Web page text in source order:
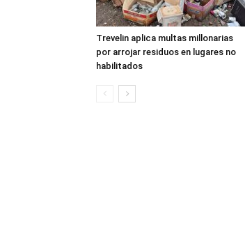
Trevelin aplica multas millonarias
por arrojar residuos en lugares no
habilitados